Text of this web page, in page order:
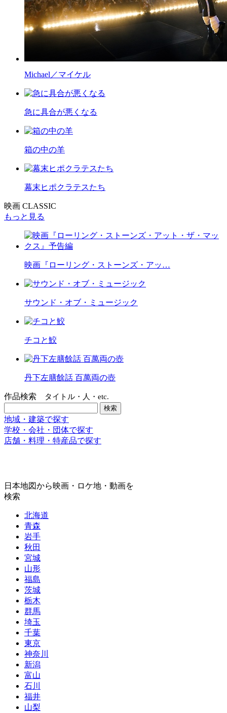
Michael／マイケル
急に具合が悪くなる
箱の中の羊
幕末ヒポクラテスたち
映画 CLASSIC
もっと見る
映画『ローリング・ストーンズ・アッ…
サウンド・オブ・ミュージック
チコと鮫
丹下左膳餘話 百萬両の壺
作品検索 タイトル・人・etc.
地域・建築で探す
学校・会社・団体で探す
店舗・料理・特産品で探す
日本地図から映画・ロケ地・動画を
検索
北海道
青森
岩手
秋田
宮城
山形
福島
茨城
栃木
群馬
埼玉
千葉
東京
神奈川
新潟
富山
石川
福井
山梨